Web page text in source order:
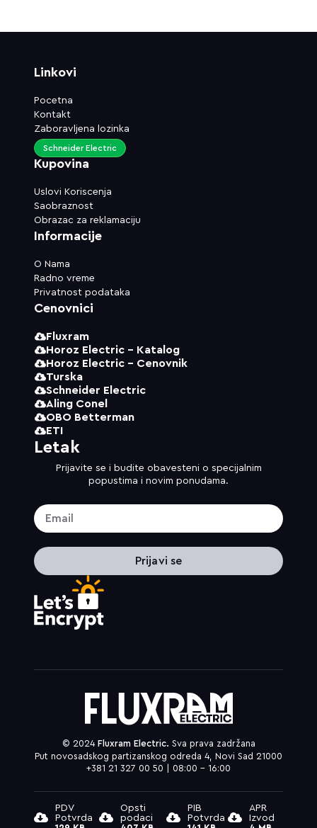
Linkovi
Pocetna
Kontakt
Zaboravljena lozinka
Kupovina
Uslovi Koriscenja
Saobraznost
Obrazac za reklamaciju
Schneider Electric
Informacije
O Nama
Radno vreme
Privatnost podataka
Cenovnici
Fluxram
Horoz Electric - Katalog
Horoz Electric - Cenovnik
Turska
Schneider Electric
Aling Conel
OBO Betterman
ETI
Letak
Prijavite se i budite obavesteni o specijalnim
popustima i novim ponudama.
Prijavi se
© 2024 Fluxram Electric. Sva prava zadržana
Put novosadskog partizanskog odreda 4, Novi Sad 21000
+381 21 327 00 50 | 08:00 – 16:00
PDV
Potvrda
Opsti
podaci
PIB
Potvrda
APR
Izvod